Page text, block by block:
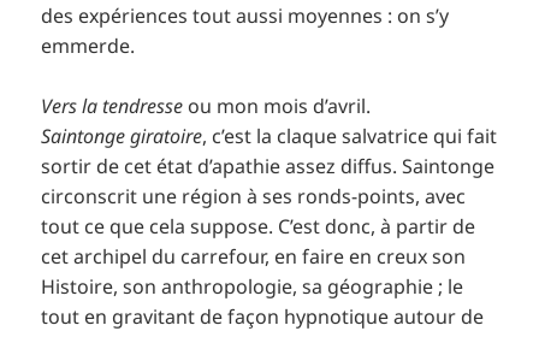
des expériences tout aussi moyennes : on s’y
emmerde.
Vers la tendresse ou mon mois d’avril.
Saintonge giratoire, c’est la claque salvatrice qui fait
sortir de cet état d’apathie assez diffus. Saintonge
circonscrit une région à ses ronds-points, avec
tout ce que cela suppose. C’est donc, à partir de
cet archipel du carrefour, en faire en creux son
Histoire, son anthropologie, sa géographie ; le
tout en gravitant de façon hypnotique autour de